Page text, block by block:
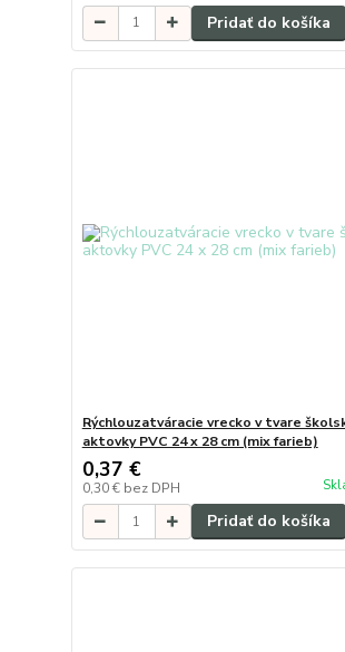
Pridať do košíka
Rýchlouzatváracie vrecko v tvare
aktovky PVC 24 x 28 cm (mix farieb)
0,37 €
0,30 € bez DPH
Pridať do košíka